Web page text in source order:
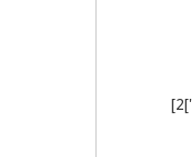
[sup][aname="rpa9e754b40f0214a2e872f248d2d0f80e4"][[/aname][anchor="pa9e754b40f0214a2e872f248d2d0f80e4"]2]